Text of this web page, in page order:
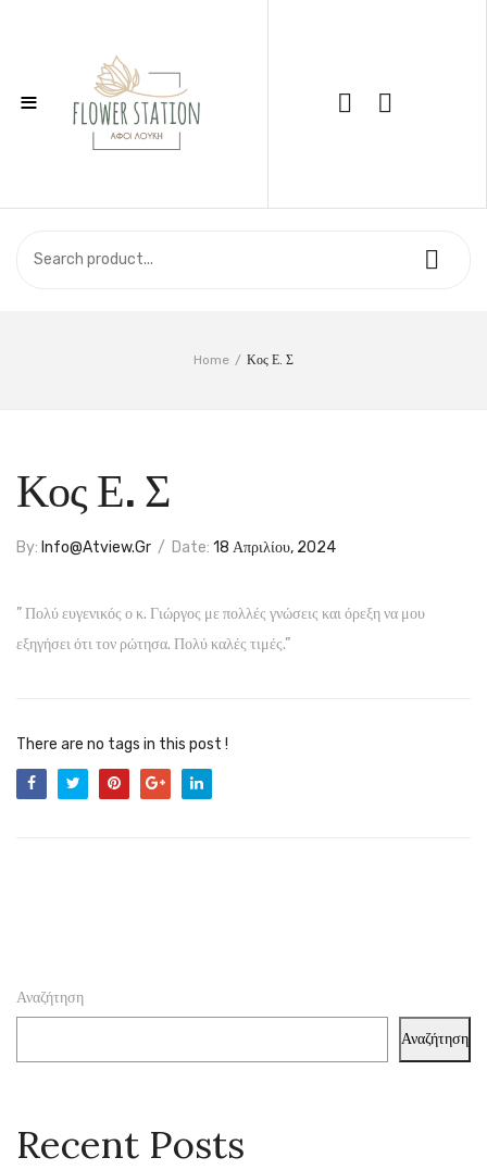
≡
ΕΠΙΚΟΙΝΩΝΊΑ
Home / Κος Ε. Σ
Κος Ε. Σ
By: Info@atview.gr / Date: 18 Απριλίου, 2024
” Πολύ ευγενικός ο κ. Γιώργος με πολλές γνώσεις και όρεξη να μου
εξηγήσει ότι τον ρώτησα. Πολύ καλές τιμές.”
There are no tags in this post !
Αναζήτηση
Αναζήτηση
Recent Posts